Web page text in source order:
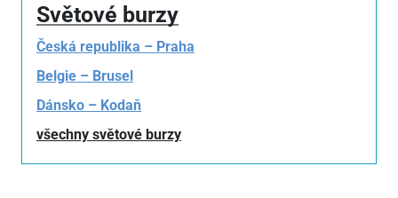
Světové burzy
Česká republika – Praha
Belgie – Brusel
Dánsko – Kodaň
všechny světové burzy